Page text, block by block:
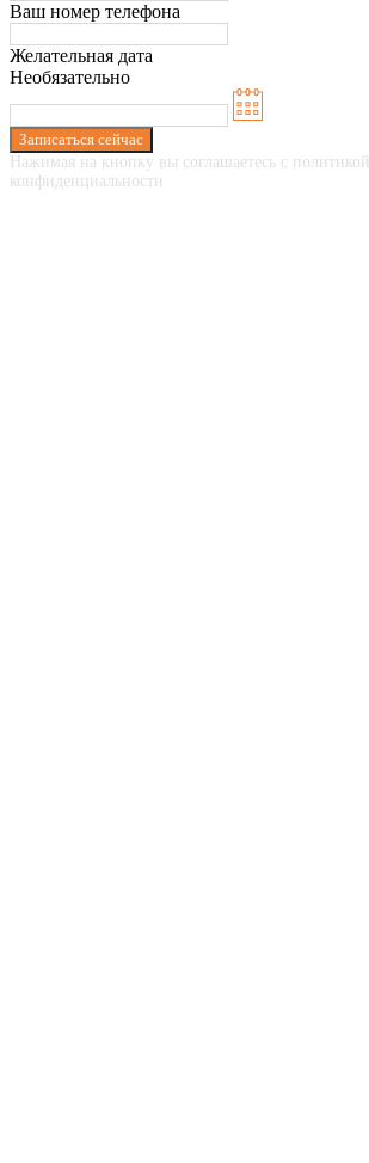
Ваш номер телефона
Желательная дата
Необязательно
Записаться сейчас
Нажимая на кнопку вы соглашаетесь с политикой
конфиденциальности